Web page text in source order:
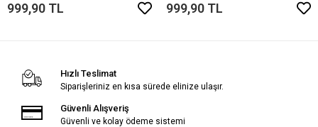
999,90 TL 999,90 TL
Hızlı Teslimat
Siparişleriniz en kısa sürede elinize ulaşır.
Güvenli Alışveriş
Güvenli ve kolay ödeme sistemi